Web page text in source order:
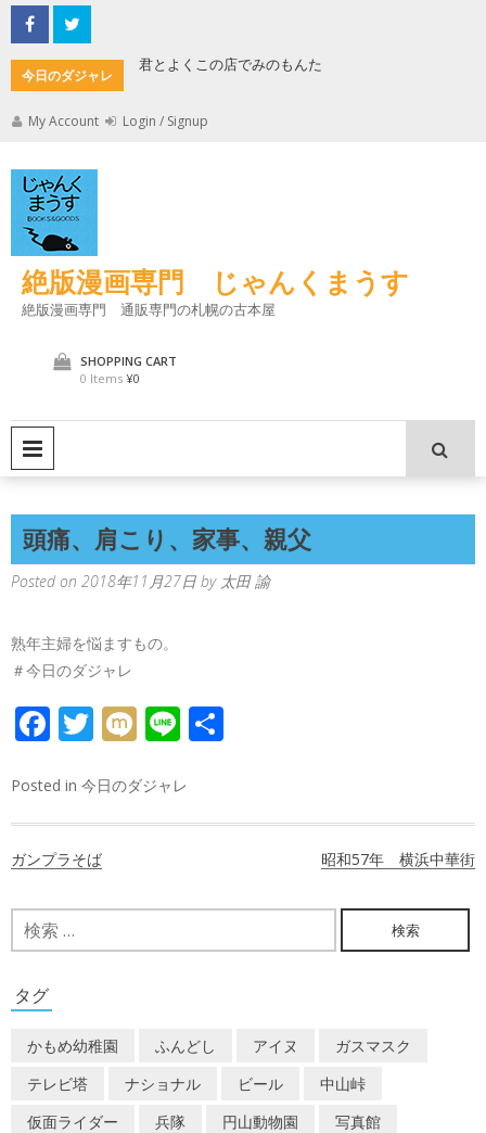
Skip
to
content
今日のダジャレ
君とよくこの店でみのもんた
My Account Login / Signup
絶版漫画専門 じゃんくまうす
絶版漫画専門 通販専門の札幌の古本屋
SHOPPING CART
0 Items ¥0
頭痛、肩こり、家事、親父
Posted on 2018年11月27日 by 太田 諭
熟年主婦を悩ますもの。
＃今日のダジャレ
FACEBOOK
TWITTER
MIXILINE
Posted in 今日のダジャレ
ナ
ビ
ゲ
ー
シ
ョ
ガンプラそば 昭和57年 横浜中華街
検
索:
タグ
かもめ幼稚園 ふんどし アイヌ
ガスマスク
テレビ塔
ナショナル ビール
中山峠
仮面ライダー
兵隊 円山動物園
写真館